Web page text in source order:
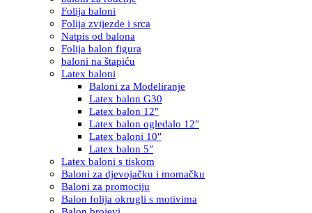
Folija baloni
Folija zvijezde i srca
Natpis od balona
Folija balon figura
baloni na štapiću
Latex baloni
Baloni za Modeliranje
Latex balon G30
Latex balon 12″
Latex balon ogledalo 12″
Latex baloni 10″
Latex balon 5″
Latex baloni s tiskom
Baloni za djevojačku i momačku
Baloni za promociju
Balon folija okrugli s motivima